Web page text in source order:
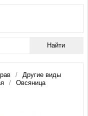
Другие виды
Овсяница